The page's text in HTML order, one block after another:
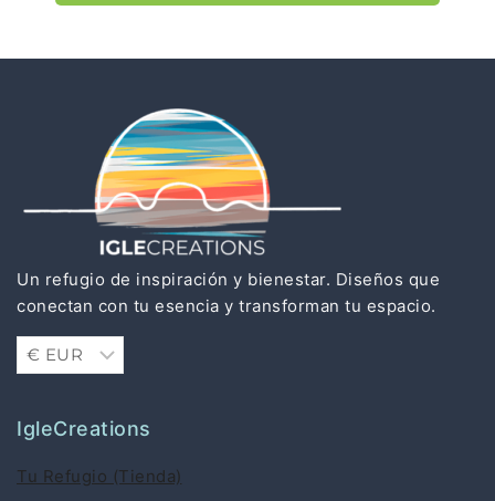
Un refugio de inspiración y bienestar. Diseños que
conectan con tu esencia y transforman tu espacio.
IgleCreations
Tu Refugio (Tienda)